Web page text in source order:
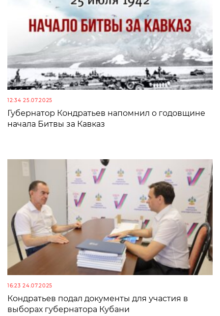
12:34 25.07.2025
Губернатор Кондратьев напомнил о годовщине
начала Битвы за Кавказ
16:23 24.07.2025
Кондратьев подал документы для участия в
выборах губернатора Кубани